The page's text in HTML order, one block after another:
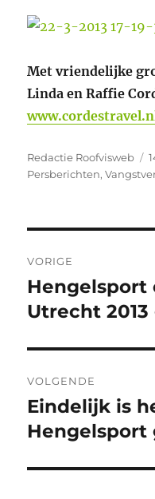
Met vriendelijke
Linda en Raffie
Auteur
Redactie Roofvisweb
Persberichten,
navigatie
VORIGE
Vorig
bericht:
Hengelsport
Utrecht
VOLGENDE
Volgend
bericht:
Eindelijk is
Hengelsport